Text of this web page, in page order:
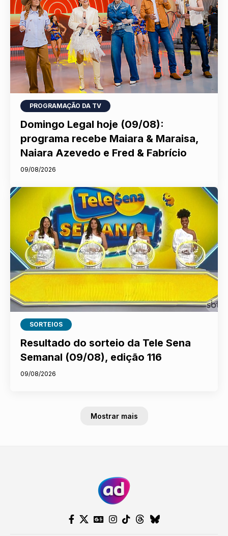
Nosso site usa cookies e outras
PROGRAMAÇÃO DA TV
Domingo Legal hoje (09/08):
programa recebe Maiara & Maraisa,
Naiara Azevedo e Fred & Fabrício
09/08/2026
SORTEIOS
Resultado do sorteio da Tele Sena
Semanal (09/08), edição 116
09/08/2026
Mostrar mais